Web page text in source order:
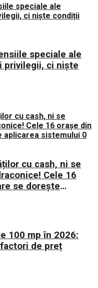
speciale ale
privilegii, ci niște
cu cash, ni se
Cele 16
se dorește
100 mp în 2026:
de preț